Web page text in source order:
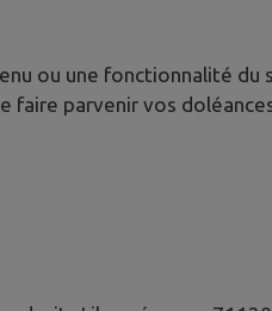
ou une fonctionnalité
parvenir vos